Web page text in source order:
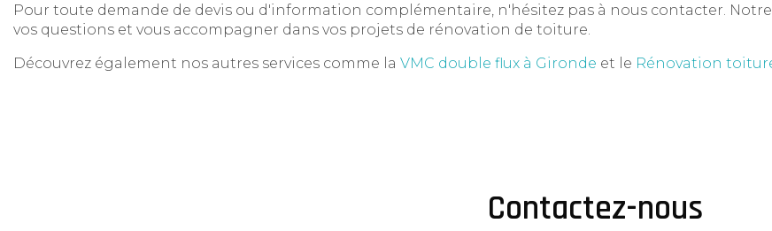
Pour toute demande de devis ou d'information complémentaire, n'hésitez pas à nous contacter.
vos questions et vous accompagner dans vos projets de rénovation de toiture.
Découvrez également nos autres services comme la VMC double flux à Gironde et le Rénovation
Contactez-nous